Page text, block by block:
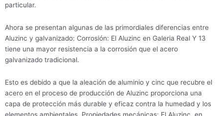
particular.
Ahora se presentan algunas de las primordiales diferencias entre
Aluzinc y galvanizado: Corrosión: El Aluzinc en Galeria Real Y 13
tiene una mayor resistencia a la corrosión que el acero
galvanizado tradicional.
Esto es debido a que la aleación de aluminio y cinc que recubre el
acero en el proceso de producción de Aluzinc proporciona una
capa de protección más durable y eficaz contra la humedad y los
elementos ambientales. Propiedades mecánicas: El Aluzinc en